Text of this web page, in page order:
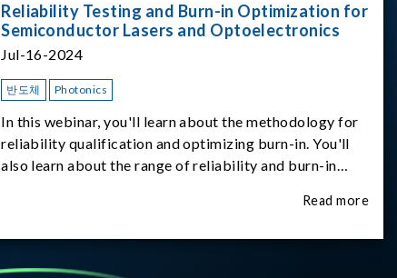
Reliability Testing and Burn-in Optimization for
Semiconductor Lasers and Optoelectronics
Jul-16-2024
반도체 Photonics
In this webinar, you'll learn about the methodology for
reliability qualification and optimizing burn-in. You'll
also learn about the range of reliability and burn-in
Read more